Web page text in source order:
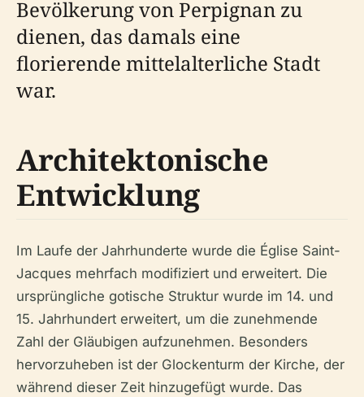
Bevölkerung von Perpignan zu
dienen, das damals eine
florierende mittelalterliche Stadt
war.
Architektonische
Entwicklung
Im Laufe der Jahrhunderte wurde die Église Saint-
Jacques mehrfach modifiziert und erweitert. Die
ursprüngliche gotische Struktur wurde im 14. und
15. Jahrhundert erweitert, um die zunehmende
Zahl der Gläubigen aufzunehmen. Besonders
hervorzuheben ist der Glockenturm der Kirche, der
während dieser Zeit hinzugefügt wurde. Das